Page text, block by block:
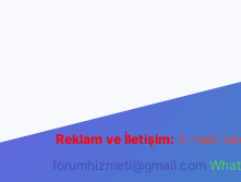
Reklam ve İletişim: E-mail:
forumhizmeti@gmail.com